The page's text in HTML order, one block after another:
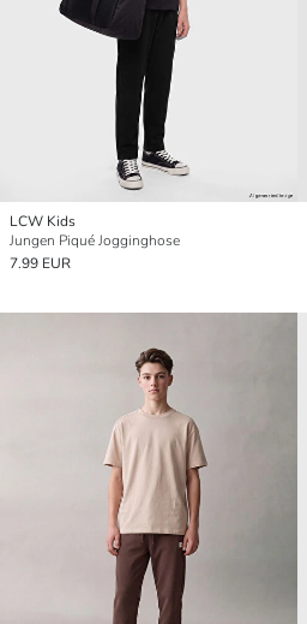
LCW Kids
Jungen Piqué Jogginghose
7.99 EUR